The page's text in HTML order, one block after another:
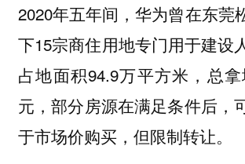
2020年五年间，华为曾在东莞
下15宗商住用地专门用于建设
占地面积94.9万平方米，总
元，部分房源在满足条件后，
于市场价购买，但限制转让。